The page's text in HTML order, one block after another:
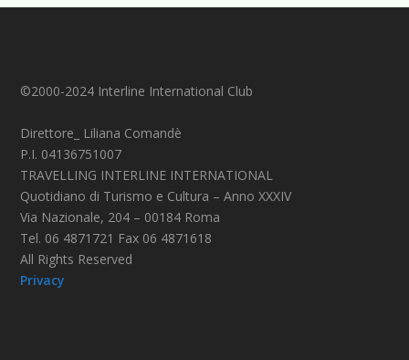
©2000-2024 Interline International Club
Direttore_ Liliana Comandè
P.I. 04136751007
TRAVELLING INTERLINE INTERNATIONAL
Quotidiano di Turismo e Cultura – Anno XXXIV
Via Nazionale, 204 – 00184 Roma
Tel. 06 4871721 Fax 06 4871618
All Rights Reserved
Privacy